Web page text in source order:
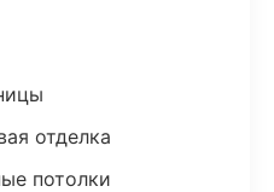
отделка
потолки